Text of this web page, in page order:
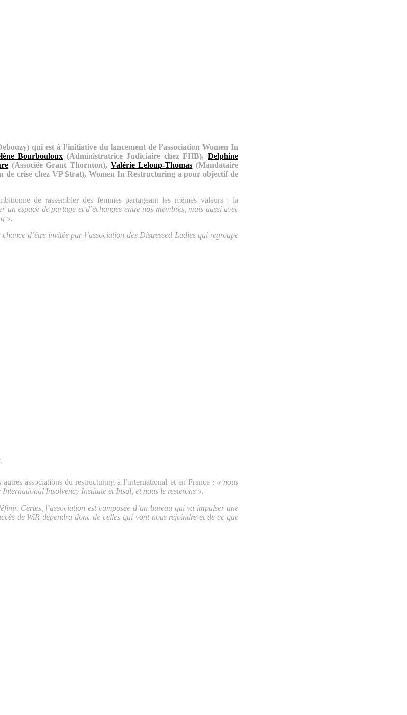
qui est à l’initiative du lancement de l’association Women In
Bourbouloux (Administratrice Judiciaire chez FHB),Delphine
(Associée Grant Thornton), Valérie Leloup-Thomas (Mandataire
de crise chez VP Strat), Women In Restructuring a pour objectif de
de rassembler des femmes partageant les mêmes valeurs : la
espace de partage et d’échanges entre nos membres, mais aussi avec
».
d’être invitée par l’association des Distressed Ladies qui regroupe
associations du restructuring à l’international et en France : « nous
Insolvency Institute et Insol, et nous le resterons ».
Certes, l’association est composée d’un bureau qui va impulser une
de WiR dépendra donc de celles qui vont nous rejoindre et de ce que